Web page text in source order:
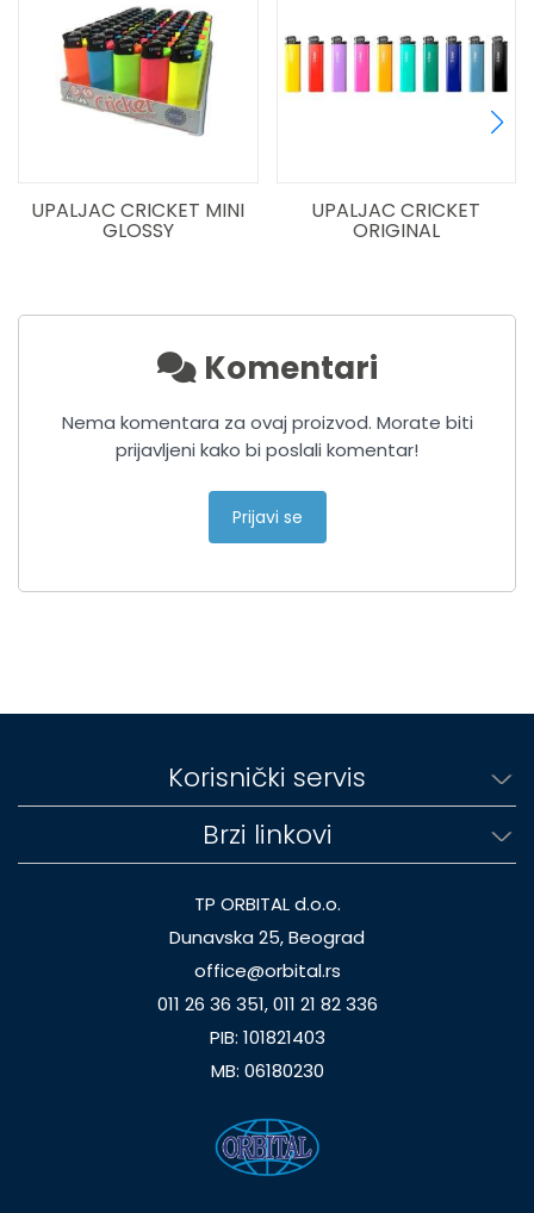
UPALJAC CRICKET MINI
GLOSSY
UPALJAC CRICKET
ORIGINAL
Komentari
Nema komentara za ovaj proizvod. Morate biti
prijavljeni kako bi poslali komentar!
Prijavi se
Korisnički servis
Brzi linkovi
TP ORBITAL d.o.o.
Dunavska 25, Beograd
office@orbital.rs
011 26 36 351, 011 21 82 336
PIB: 101821403
MB: 06180230